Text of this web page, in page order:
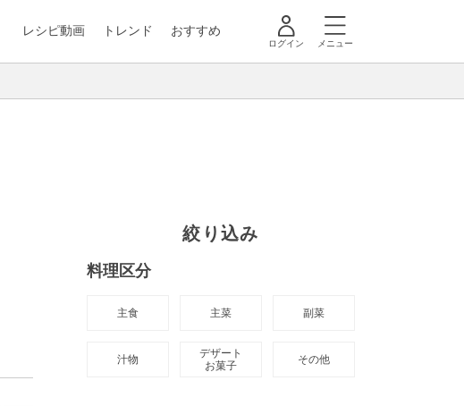
レシピ動画 トレンド おすすめ
ログイン メニュー
絞り込み
料理区分
主食 主菜 副菜
汁物
デザート
お菓子
その他